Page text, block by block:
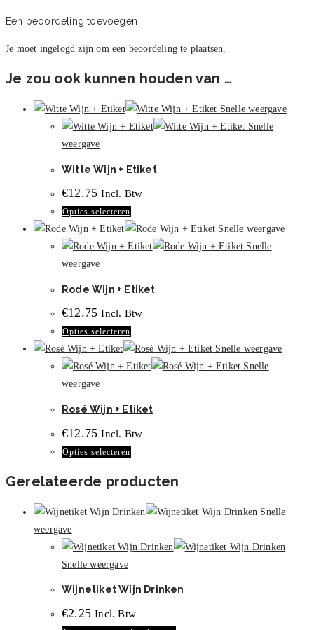
Een beoordeling toevoegen
Je moet ingelogd zijn om een beoordeling te plaatsen.
Je zou ook kunnen houden van …
Snelle weergave
Snelle
weergave
Witte Wijn + Etiket
€12.75 Incl. Btw
Opties selecteren
product
heeft
optie
gekozen
worden
de
Snelle weergave
Snelle
weergave
Rode Wijn + Etiket
€12.75 Incl. Btw
Opties selecteren
product
heeft
optie
worden
op
productpagina
Snelle weergave
Snelle
weergave
Rosé Wijn + Etiket
€12.75 Incl. Btw
Opties selecteren
heeft
meerdere
variaties.
optie
gekozen
op
Gerelateerde producten
Snelle
weergave
Snelle weergave
Wijnetiket Wijn Drinken
€2.25 Incl. Btw